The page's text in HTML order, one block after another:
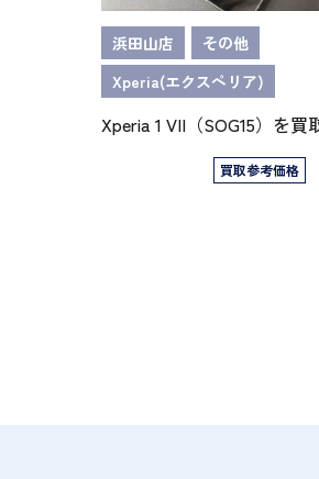
浜田山店
その他
Xperia(エクスペリア)
Xperia 1 VII（SOG15）を買
買取参考価格